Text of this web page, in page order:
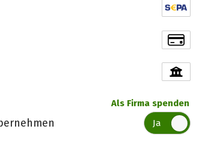
Als Firma spenden
Ja